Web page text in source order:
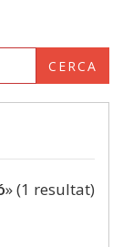
CERCA
» (1 resultat)